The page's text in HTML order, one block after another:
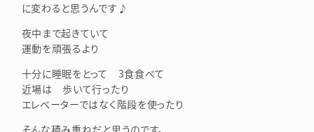
に変わると思うんです♪
夜中まで起きていて
運動を頑張るより
十分に睡眠をとって 3食食べて
近場は 歩いて行ったり
エレベーターではなく階段を使ったり